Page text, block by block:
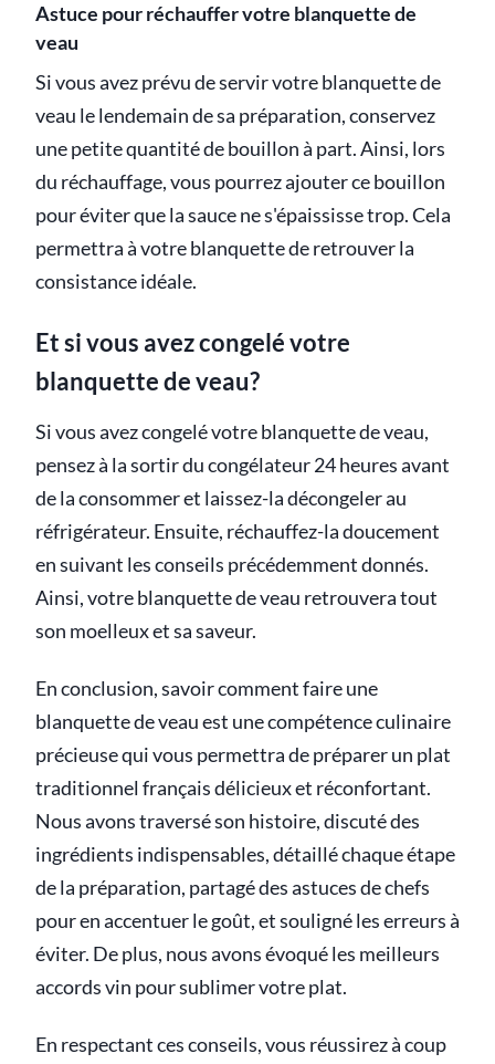
Astuce pour réchauffer votre blanquette de
veau
Si vous avez prévu de servir votre blanquette de
veau le lendemain de sa préparation, conservez
une petite quantité de bouillon à part. Ainsi, lors
du réchauffage, vous pourrez ajouter ce bouillon
pour éviter que la sauce ne s'épaississe trop. Cela
permettra à votre blanquette de retrouver la
consistance idéale.
Et si vous avez congelé votre
blanquette de veau?
Si vous avez congelé votre blanquette de veau,
pensez à la sortir du congélateur 24 heures avant
de la consommer et laissez-la décongeler au
réfrigérateur. Ensuite, réchauffez-la doucement
en suivant les conseils précédemment donnés.
Ainsi, votre blanquette de veau retrouvera tout
son moelleux et sa saveur.
En conclusion, savoir comment faire une
blanquette de veau est une compétence culinaire
précieuse qui vous permettra de préparer un plat
traditionnel français délicieux et réconfortant.
Nous avons traversé son histoire, discuté des
ingrédients indispensables, détaillé chaque étape
de la préparation, partagé des astuces de chefs
pour en accentuer le goût, et souligné les erreurs à
éviter. De plus, nous avons évoqué les meilleurs
accords vin pour sublimer votre plat.
En respectant ces conseils, vous réussirez à coup